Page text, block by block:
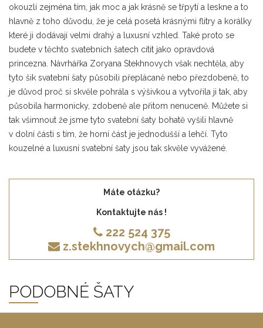
okouzlí zejména tím, jak moc a jak krásně se třpytí a leskne a to
hlavně z toho důvodu, že je celá posetá krásnými flitry a korálky
které ji dodávají velmi drahý a luxusní vzhled. Také proto se
budete v těchto svatebních šatech cítit jako opravdová
princezna. Návrhářka Zoryana Stekhnovych však nechtěla, aby
tyto šik svatební šaty působili přeplácaně nebo přezdobeně, to
je důvod proč si skvěle pohrála s výšivkou a vytvořila ji tak, aby
působila harmonicky, zdobeně ale přitom nenuceně. Můžete si
tak všimnout že jsme tyto svatební šaty bohatě vyšili hlavně
v dolní části s tím, že horní část je jednodušší a lehčí. Tyto
kouzelné a luxusní svatební šaty jsou tak skvěle vyvážené.
Máte otázku?
Kontaktujte nás !
222 524 375
z.stekhnovych@gmail.com
PODOBNÉ ŠATY